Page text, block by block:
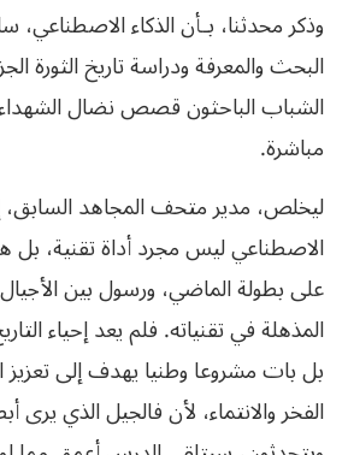
وذكر محدثنا، بـأن الذكاء
البحث والمعرفة ودراسة تاريخ الثورة
الشباب الباحثون قصص نضال
مباشرة.
ليخلص، مدير متحف المجاهد السابق،
الاصطناعي ليس مجرد أداة تقنية،
على بطولة الماضي، ورسول بين
المذهلة في تقنياته. فلم يعد إحياء
بل بات مشروعا وطنيا يهدف إلى تعزيز
الفخر والانتماء، لأن فالجيل الذي يرى